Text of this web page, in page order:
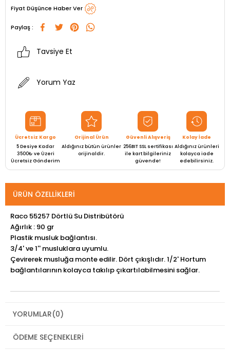
Fiyat Düşünce Haber Ver
Paylaş :
Tavsiye Et
Yorum Yaz
Ücretsiz Kargo
5 Desiye Kadar
3500₺ ve Üzeri
Ücretsiz Gönderim
Orijinal Ürün
Aldığınız bütün ürünler
orijinaldir.
Güvenli Alışveriş
256BIT SSL sertifikası
ile kart bilgileriniz
güvende!
Kolay İade
Aldığınız ürünleri
kolayca iade
edebilirsiniz.
ÜRÜN ÖZELLIKLERI
Raco 55257 Dörtlü Su Distribütörü
Ağırlık : 90 gr
Plastik musluk bağlantısı.
3/4' ve 1'' musluklara uyumlu.
Çevirerek musluğa monte edilir. Dört çıkışlıdır. 1/2' Hortum
bağlantılarının kolayca takılıp çıkartılabilmesini sağlar.
YORUMLAR(0)
ÖDEME SEÇENEKLERI